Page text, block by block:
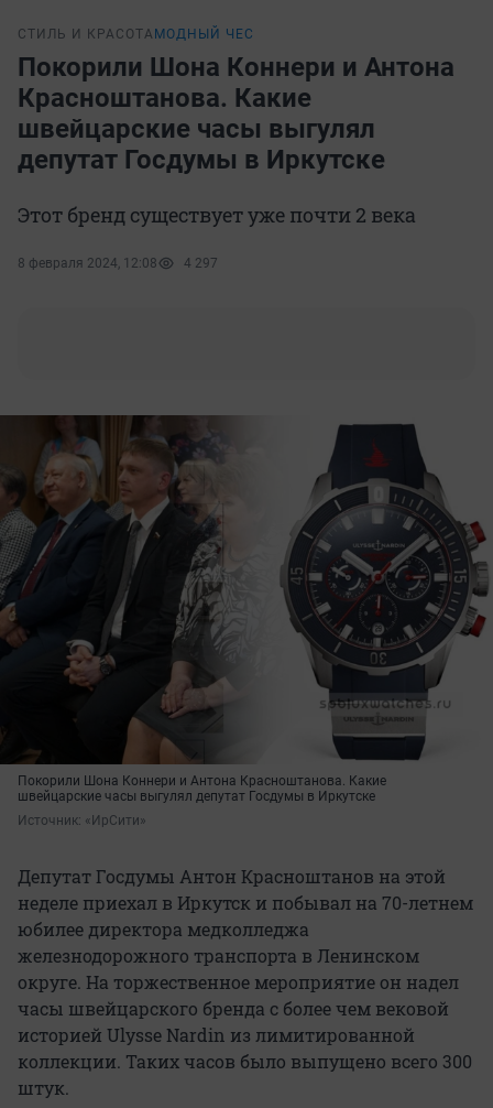
СТИЛЬ И КРАСОТА МОДНЫЙ ЧЕС
Покорили Шона Коннери и Антона
Красноштанова. Какие
швейцарские часы выгулял
депутат Госдумы в Иркутске
Этот бренд существует уже почти 2 века
8 февраля 2024, 12:08 4 297
Покорили Шона Коннери и Антона Красноштанова. Какие
швейцарские часы выгулял депутат Госдумы в Иркутске
Источник: «ИрСити»
Депутат Госдумы Антон Красноштанов на этой
неделе приехал в Иркутск и побывал на 70-летнем
юбилее директора медколледжа
железнодорожного транспорта в Ленинском
округе. На торжественное мероприятие он надел
часы швейцарского бренда с более чем вековой
историей Ulysse Nardin из лимитированной
коллекции. Таких часов было выпущено всего 300
штук.